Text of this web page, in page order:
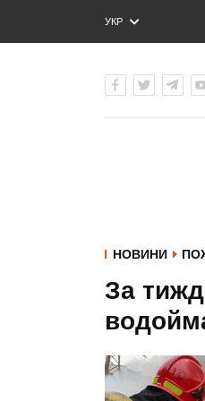
УКР
ENG
НОВИНИ
За